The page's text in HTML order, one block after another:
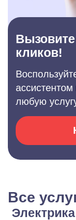
кликов!
любую
Все
Электрика